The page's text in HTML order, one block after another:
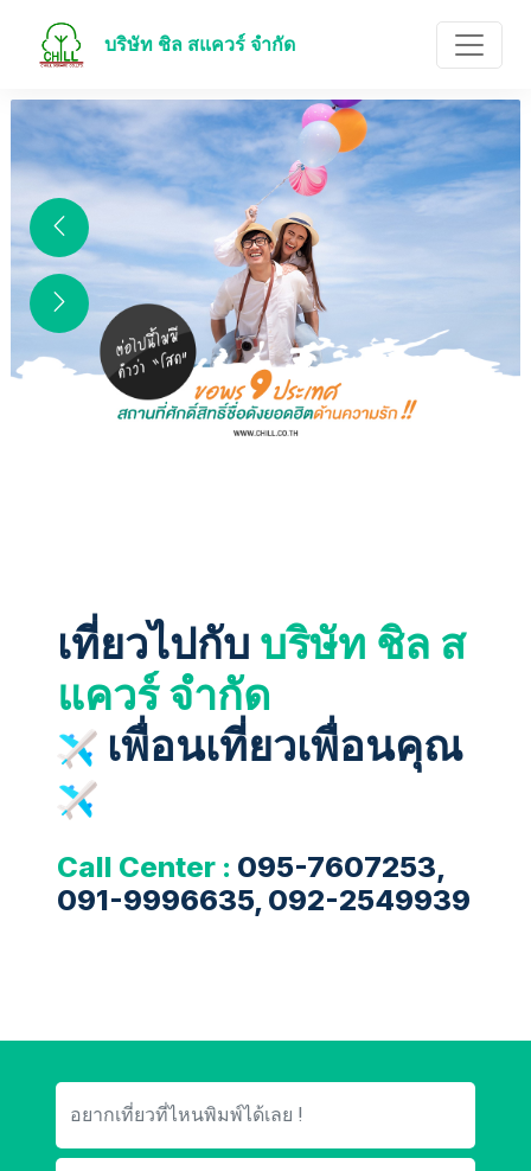
บริษัท ชิล สแควร์ จำกัด
เที่ยวไปกับ บริษัท ชิล ส
แควร์ จำกัด
เพื่อนเที่ยวเพื่อนคุณ
Call Center : 095-7607253,
091-9996635, 092-2549939